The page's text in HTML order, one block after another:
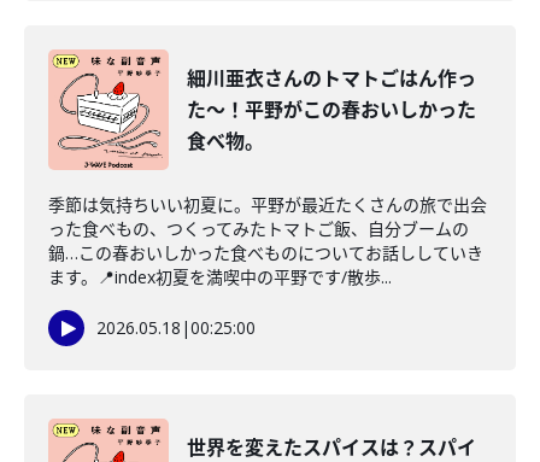
細川亜衣さんのトマトごはん作っ
た〜！平野がこの春おいしかった
食べ物。
季節は気持ちいい初夏に。平野が最近たくさんの旅で出会
った食べもの、つくってみたトマトご飯、自分ブームの
鍋…この春おいしかった食べものについてお話ししていき
ます。📍index初夏を満喫中の平野です/散歩...
2026.05.18 |00:25:00
世界を変えたスパイスは？スパイ